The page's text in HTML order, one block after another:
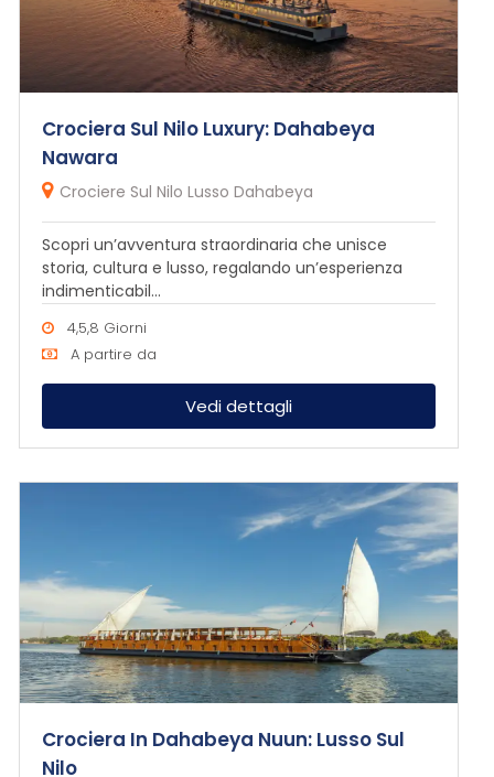
Crociera Sul Nilo Luxury: Dahabeya
Nawara
Crociere Sul Nilo Lusso Dahabeya
Scopri un’avventura straordinaria che unisce
storia, cultura e lusso, regalando un’esperienza
indimenticabil...
4,5,8 Giorni
A partire da
Vedi dettagli
Crociera In Dahabeya Nuun: Lusso Sul
Nilo